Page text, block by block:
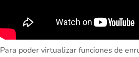
Para poder virtualizar funciones de